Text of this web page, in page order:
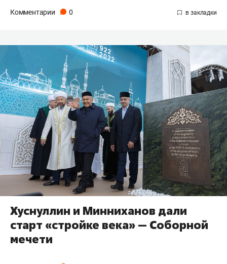
Комментарии 0
Хуснуллин и Минниханов дали
старт «стройке века» — Соборной
мечети